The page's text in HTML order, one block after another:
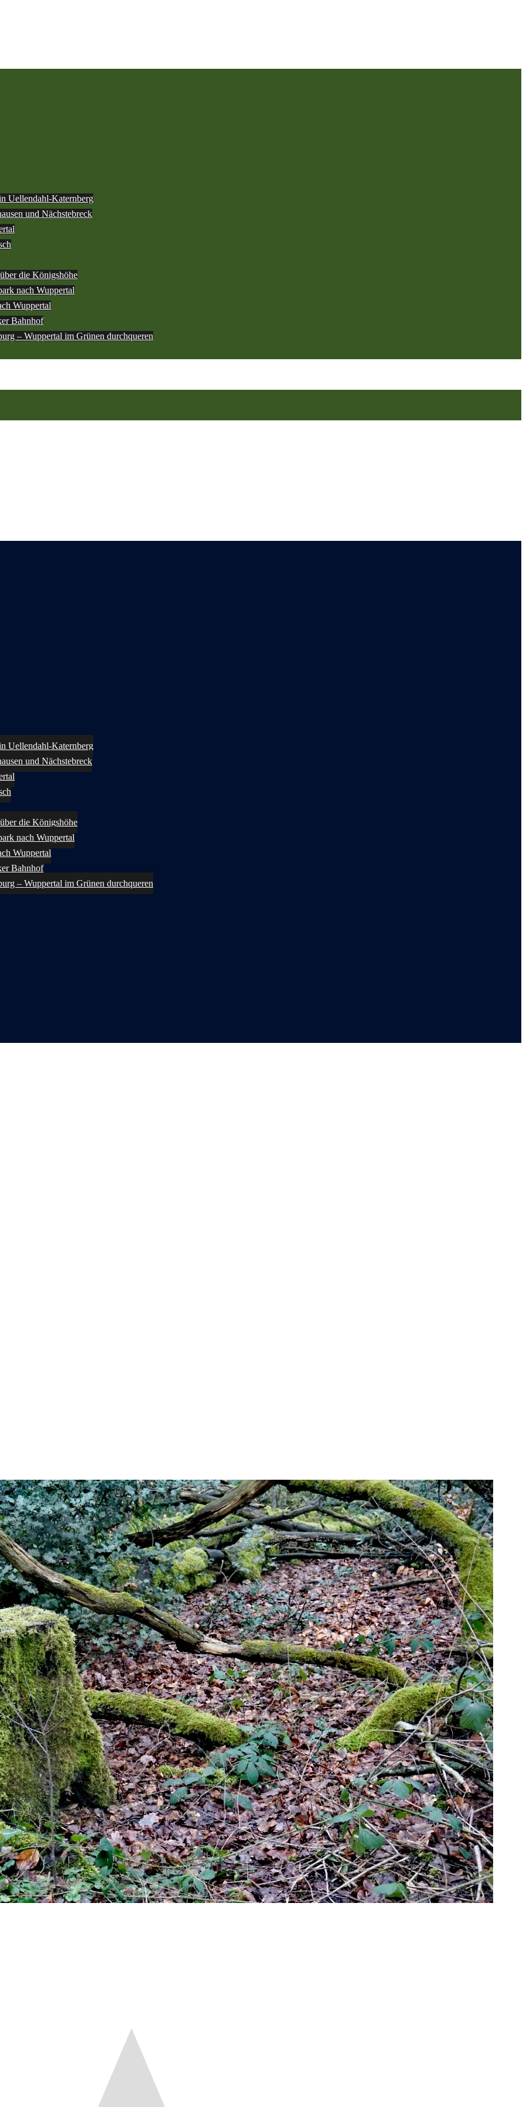
Uellendahl-Katernberg
und Nächstebreck
die Königshöhe
nach Wuppertal
Wuppertal
Bahnhof
– Wuppertal im Grünen durchqueren
Uellendahl-Katernberg
und Nächstebreck
die Königshöhe
nach Wuppertal
Wuppertal
Bahnhof
– Wuppertal im Grünen durchqueren